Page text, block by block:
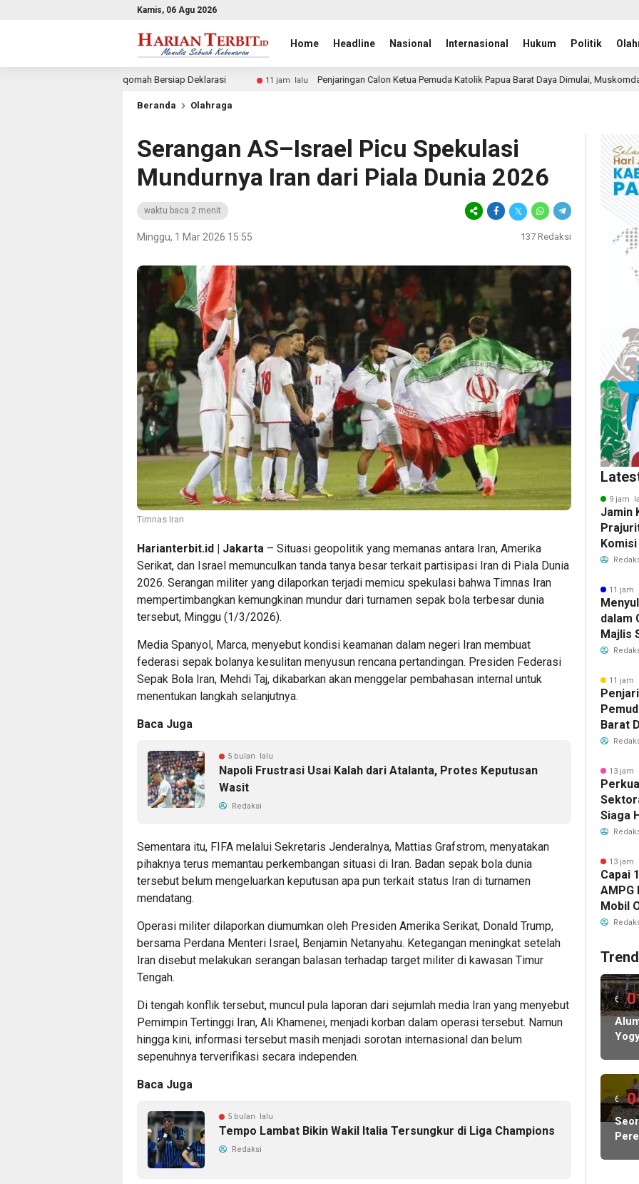
Kamis, 06 Agu 2026
Home Headline Nasional Internasional Hukum Politik
11 jam lalu Penjaringan Calon Ketua Pemuda Katolik Papua Barat Daya Dimulai, Muskomda II Siap Digelar 10 Agustus
Beranda Olahraga
Serangan AS–Israel Picu Spekulasi
Mundurnya Iran dari Piala Dunia 2026
waktu baca 2 menit
Minggu, 1 Mar 2026 15:55 137 Redaksi
Timnas Iran
Harianterbit.id | Jakarta – Situasi geopolitik yang memanas antara Iran, Amerika
Serikat, dan Israel memunculkan tanda tanya besar terkait partisipasi Iran di Piala Dunia
2026. Serangan militer yang dilaporkan terjadi memicu spekulasi bahwa Timnas Iran
mempertimbangkan kemungkinan mundur dari turnamen sepak bola terbesar dunia
tersebut, Minggu (1/3/2026).
Media Spanyol, Marca, menyebut kondisi keamanan dalam negeri Iran membuat
federasi sepak bolanya kesulitan menyusun rencana pertandingan. Presiden Federasi
Sepak Bola Iran, Mehdi Taj, dikabarkan akan menggelar pembahasan internal untuk
menentukan langkah selanjutnya.
Baca Juga
5 bulan lalu
Napoli Frustrasi Usai Kalah dari Atalanta, Protes Keputusan
Wasit
Redaksi
Sementara itu, FIFA melalui Sekretaris Jenderalnya, Mattias Grafstrom, menyatakan
pihaknya terus memantau perkembangan situasi di Iran. Badan sepak bola dunia
tersebut belum mengeluarkan keputusan apa pun terkait status Iran di turnamen
mendatang.
Operasi militer dilaporkan diumumkan oleh Presiden Amerika Serikat, Donald Trump,
bersama Perdana Menteri Israel, Benjamin Netanyahu. Ketegangan meningkat setelah
Iran disebut melakukan serangan balasan terhadap target militer di kawasan Timur
Tengah.
Di tengah konflik tersebut, muncul pula laporan dari sejumlah media Iran yang menyebut
Pemimpin Tertinggi Iran, Ali Khamenei, menjadi korban dalam operasi tersebut. Namun
hingga kini, informasi tersebut masih menjadi sorotan internasional dan belum
sepenuhnya terverifikasi secara independen.
Baca Juga
5 bulan lalu
Tempo Lambat Bikin Wakil Italia Tersungkur di Liga Champions
Redaksi
9 jam
Jamin
Komisi
Tukin
11 jam
dalam
Majlis
11 jam
Barat
13 jam
Siaga
13 jam
Capai
AMPG
Mobil
Bahlil
6
hari
lalu
6
hari
lalu